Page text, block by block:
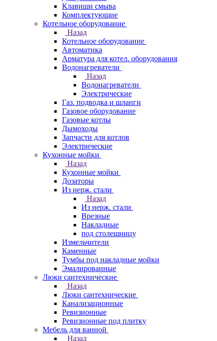
Клавиши смыва
Комплектующие
Котельное оборудование
Назад
Котельное оборудование
Автоматика
Арматура для котел. оборудования
Водонагреватели
Назад
Водонагреватели
Электрические
Газ. подводка и шланги
Газовое оборудование
Газовые котлы
Дымоходы
Запчасти для котлов
Электрические
Кухонные мойки
Назад
Кухонные мойки
Дозаторы
Из нерж. стали
Назад
Из нерж. стали
Врезные
Накладные
под столешницу
Измельчители
Каменные
Тумбы под накладные мойки
Эмалированные
Люки сантехнические
Назад
Люки сантехнические
Канализационные
Ревизионные
Ревизионные под плитку
Мебель для ванной
Назад